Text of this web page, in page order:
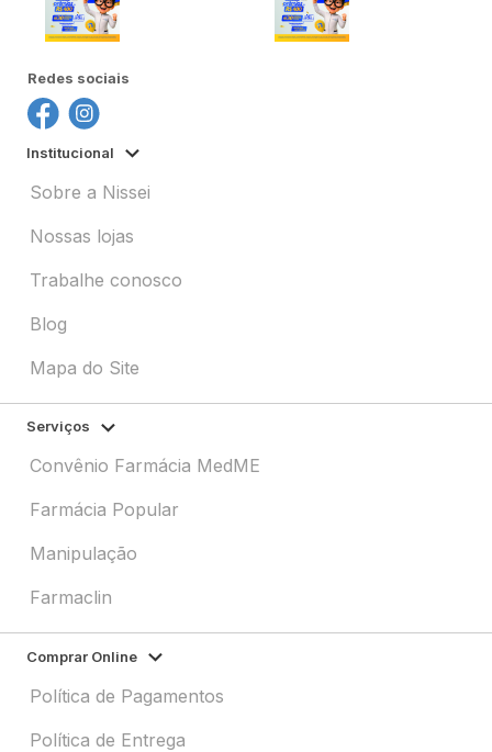
Redes sociais
Institucional
Sobre a Nissei
Nossas lojas
Trabalhe conosco
Blog
Mapa do Site
Serviços
Convênio Farmácia MedME
Farmácia Popular
Manipulação
Farmaclin
Comprar Online
Política de Pagamentos
Política de Entrega